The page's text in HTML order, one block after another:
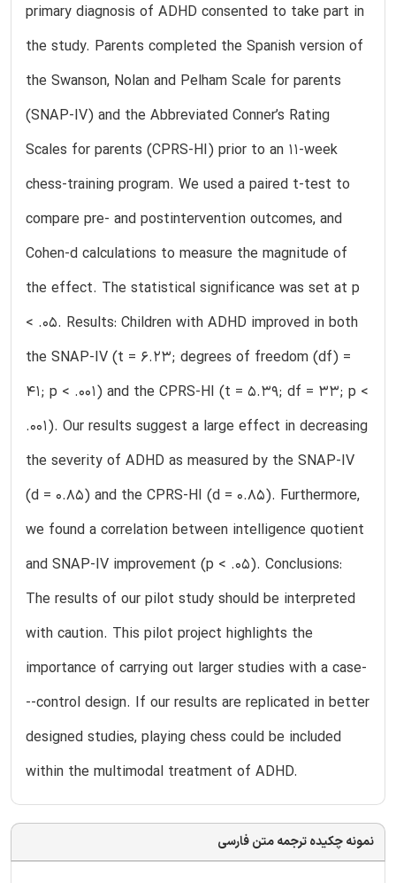
primary diagnosis of ADHD consented to take part in
the study. Parents completed the Spanish version of
the Swanson, Nolan and Pelham Scale for parents
(SNAP-IV) and the Abbreviated Conner’s Rating
Scales for parents (CPRS-HI) prior to an 11-week
chess-training program. We used a paired t-test to
compare pre- and postintervention outcomes, and
Cohen-d calculations to measure the magnitude of
the effect. The statistical significance was set at p
< .05. Results: Children with ADHD improved in both
the SNAP-IV (t = 6.23; degrees of freedom (df) =
41; p < .001) and the CPRS-HI (t = 5.39; df = 33; p <
.001). Our results suggest a large effect in decreasing
the severity of ADHD as measured by the SNAP-IV
(d = 0.85) and the CPRS-HI (d = 0.85). Furthermore,
we found a correlation between intelligence quotient
and SNAP-IV improvement (p < .05). Conclusions:
The results of our pilot study should be interpreted
with caution. This pilot project highlights the
importance of carrying out larger studies with a case-
--control design. If our results are replicated in better
designed studies, playing chess could be included
within the multimodal treatment of ADHD.
نمونه چکیده ترجمه متن فارسی